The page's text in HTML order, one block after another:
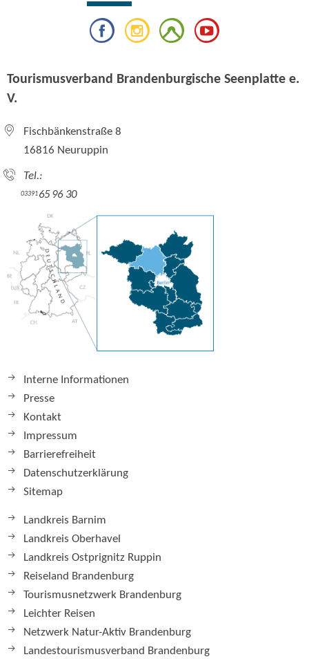
Tourismusverband Brandenburgische Seenplatte e.
V.
Fischbänkenstraße 8
16816 Neuruppin
Tel.:
0339165 96 30
Interne Informationen
Presse
Kontakt
Impressum
Barrierefreiheit
Datenschutzerklärung
Sitemap
Landkreis Barnim
Landkreis Oberhavel
Landkreis Ostprignitz Ruppin
Reiseland Brandenburg
Tourismusnetzwerk Brandenburg
Leichter Reisen
Netzwerk Natur-Aktiv Brandenburg
Landestourismusverband Brandenburg